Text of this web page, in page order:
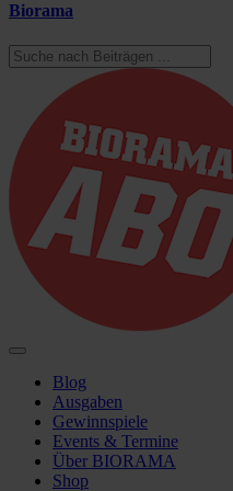
Biorama
Blog
Ausgaben
Gewinnspiele
Events & Termine
Über BIORAMA
Shop